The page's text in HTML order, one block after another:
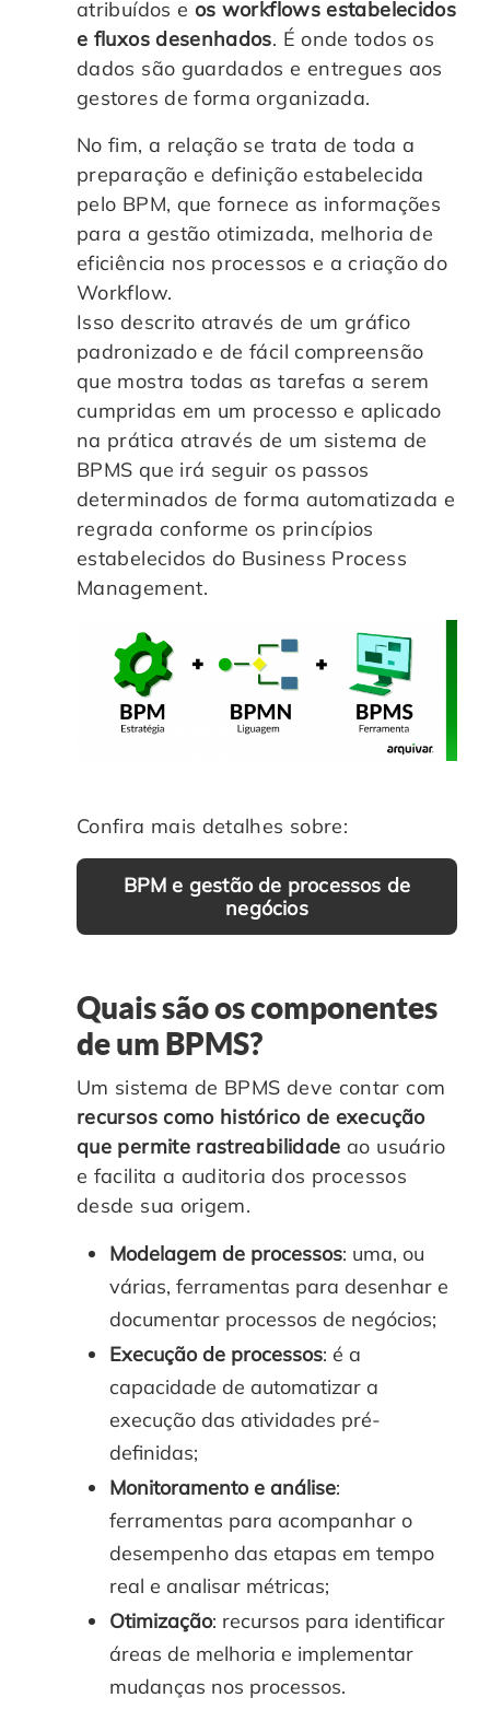
atribuídos e os workflows estabelecidos
e fluxos desenhados. É onde todos os
dados são guardados e entregues aos
gestores de forma organizada.
No fim, a relação se trata de toda a
preparação e definição estabelecida
pelo BPM, que fornece as informações
para a gestão otimizada, melhoria de
eficiência nos processos e a criação do
Workflow.
Isso descrito através de um gráfico
padronizado e de fácil compreensão
que mostra todas as tarefas a serem
cumpridas em um processo e aplicado
na prática através de um sistema de
BPMS que irá seguir os passos
determinados de forma automatizada e
regrada conforme os princípios
estabelecidos do Business Process
Management.
Confira mais detalhes sobre:
BPM e gestão de processos de
negócios
Quais são os componentes
de um BPMS?
Um sistema de BPMS deve contar com
recursos como histórico de execução
que permite rastreabilidade ao usuário
e facilita a auditoria dos processos
desde sua origem.
Modelagem de processos: uma, ou
várias, ferramentas para desenhar e
documentar processos de negócios;
Execução de processos: é a
capacidade de automatizar a
execução das atividades pré-
definidas;
Monitoramento e análise:
ferramentas para acompanhar o
desempenho das etapas em tempo
real e analisar métricas;
Otimização: recursos para identificar
áreas de melhoria e implementar
mudanças nos processos.